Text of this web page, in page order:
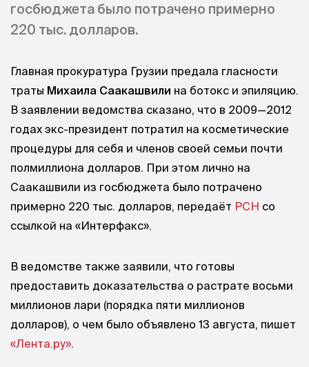
госбюджета было потрачено примерно
220 тыс. долларов.
Главная прокуратура Грузии предала гласности
траты Михаила Саакашвили на ботокс и эпиляцию.
В заявлении ведомства сказано, что в 2009—2012
годах экс-президент потратил на косметические
процедуры для себя и членов своей семьи почти
полмиллиона долларов. При этом лично на
Саакашвили из госбюджета было потрачено
примерно 220 тыс. долларов, передаёт РСН со
ссылкой на «Интерфакс».
В ведомстве также заявили, что готовы
предоставить доказательства о растрате восьми
миллионов лари (порядка пяти миллионов
долларов), о чем было объявлено 13 августа, пишет
«Лента.ру».